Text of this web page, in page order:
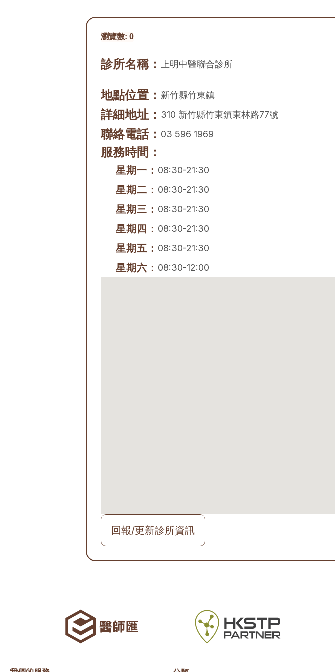
瀏覽數: 0
診所名稱： 上明中醫聯合診所
地點位置： 新竹縣竹東鎮
詳細地址： 310 新竹縣竹東鎮東林路77號
聯絡電話： 03 596 1969
服務時間：
星期一： 08:30-21:30
星期二： 08:30-21:30
星期三： 08:30-21:30
星期四： 08:30-21:30
星期五： 08:30-21:30
星期六： 08:30-12:00
回報/更新診所資訊